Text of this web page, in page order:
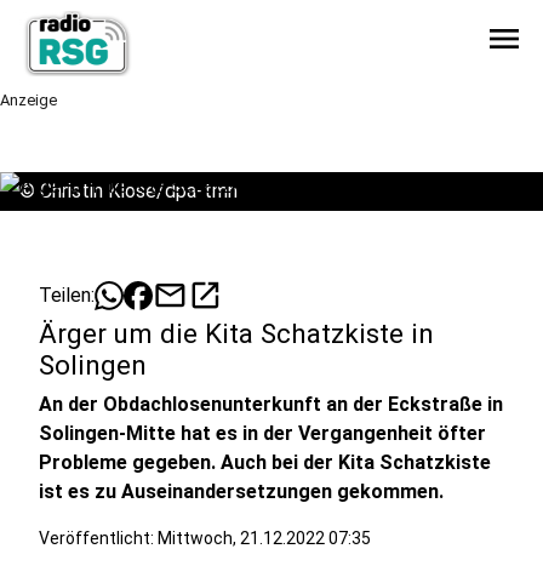
menu
Anzeige
© Christin Klose/dpa-tmn
Teilen: mailopen_in_new
Ärger um die Kita Schatzkiste in
Solingen
An der Obdachlosenunterkunft an der Eckstraße in
Solingen-Mitte hat es in der Vergangenheit öfter
Probleme gegeben. Auch bei der Kita Schatzkiste
ist es zu Auseinandersetzungen gekommen.
Veröffentlicht: Mittwoch, 21.12.2022 07:35